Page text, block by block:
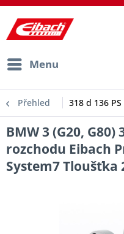
Menu
Přehled 318 d 136 PS
BMW 3 (G20, G80)
rozchodu Eibach
System7 Tloušťka